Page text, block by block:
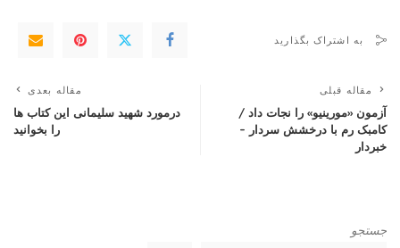
به اشتراک بگذارید
مقاله قبلی
آزمون «مورینیو» را نجات داد /
کامبک رم با درخشش سردار –
خبردار
مقاله بعدی
درمورد شهید سلیمانی این کتاب ها
را بخوانید
جستجو